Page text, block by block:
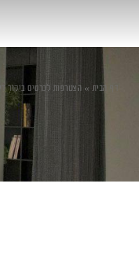
דף הבית » הצטרפות לכרטיס ביקור